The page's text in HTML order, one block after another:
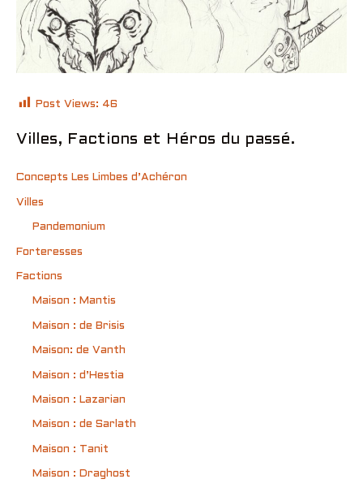
Post Views: 46
Villes, Factions et Héros du passé.
Concepts Les Limbes d’Achéron
Villes
Pandemonium
Forteresses
Factions
Maison : Mantis
Maison : de Brisis
Maison: de Vanth
Maison : d’Hestia
Maison : Lazarian
Maison : de Sarlath
Maison : Tanit
Maison : Draghost